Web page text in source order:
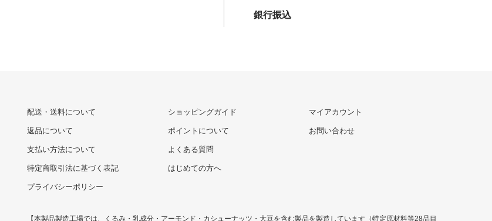
銀行振込
配送・送料について
返品について
支払い方法について
特定商取引法に基づく表記
プライバシーポリシー
ショッピングガイド
ポイントについて
よくある質問
はじめての方へ
マイアカウント
お問い合わせ
【本製品製造工場では、くるみ・乳成分・アーモンド・カシューナッツ・大豆を含む製品を製造しています（特定原材料等28品目